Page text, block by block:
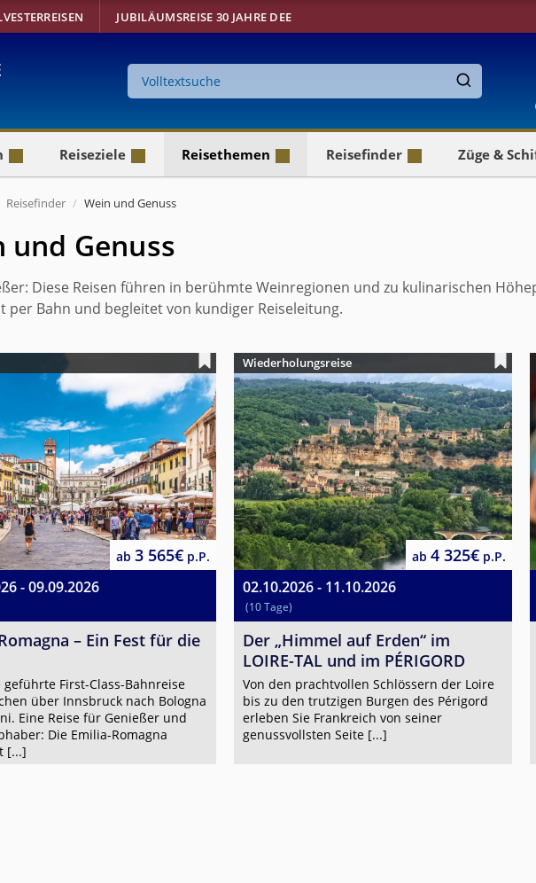
JUBILÄUMSREISE 30 JAHRE DEE
Suche
auf
Finden
Reiseziele Reisethemen Reisefinder Züge &
Reisefinder Wein und Genuss
und Genuss
Diese Reisen führen in berühmte Weinregionen und zu kulinarischen
per Bahn und begleitet von kundiger Reiseleitung.
- 09.09.2026
ab 3 565€ p.P.
– Ein Fest für die
geführte First-Class-Bahnreise
über Innsbruck nach Bologna
Eine Reise für Genießer und
Die Emilia-Romagna
[...]
Wiederholungsreise
02.10.2026 - 11.10.2026
(10 Tage)
ab 4 325€ p.P.
Der „Himmel auf Erden“ im
LOIRE-TAL und im PÉRIGORD
Von den prachtvollen Schlössern der Loire
bis zu den trutzigen Burgen des Périgord
erleben Sie Frankreich von seiner
genussvollsten Seite [...]